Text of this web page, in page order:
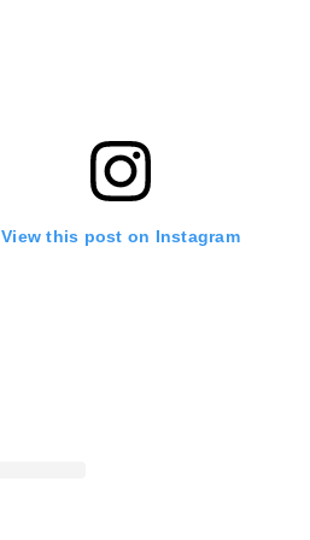
View this post on Instagram